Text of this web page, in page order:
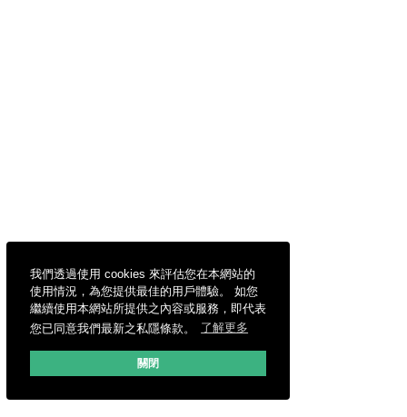
我們透過使用 cookies 來評估您在本網站的
使用情況，為您提供最佳的用戶體驗。 如您
繼續使用本網站所提供之內容或服務，即代表
您已同意我們最新之私隱條款。
了解更多
關閉